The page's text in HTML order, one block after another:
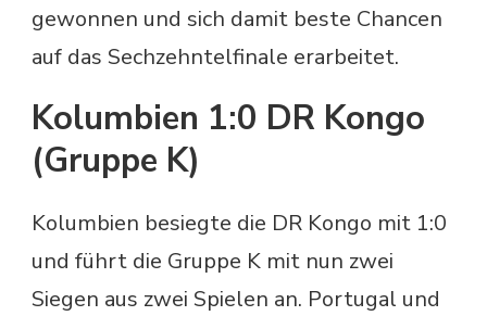
gewonnen und sich damit beste Chancen
auf das Sechzehntelfinale erarbeitet.
Kolumbien 1:0 DR Kongo
(Gruppe K)
Kolumbien besiegte die DR Kongo mit 1:0
und führt die Gruppe K mit nun zwei
Siegen aus zwei Spielen an. Portugal und